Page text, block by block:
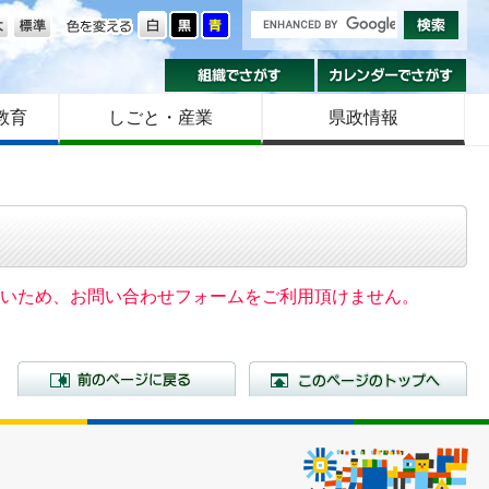
色を変える
大きさ
組織でさがす
育 しごと・産業 県政情報
ため、お問い合わせフォームをご利用頂けません。
前のページに戻る